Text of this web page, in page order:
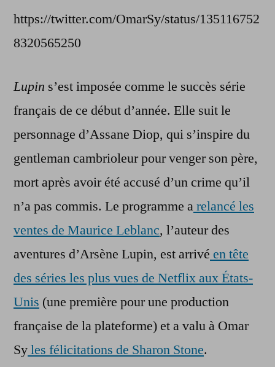
https://twitter.com/OmarSy/status/135116752
8320565250
Lupin s’est imposée comme le succès série
français de ce début d’année. Elle suit le
personnage d’Assane Diop, qui s’inspire du
gentleman cambrioleur pour venger son père,
mort après avoir été accusé d’un crime qu’il
n’a pas commis. Le programme arelancé les
ventes de Maurice Leblanc, l’auteur des
aventures d’Arsène Lupin, est arrivé en tête
des séries les plus vues de Netflix aux États-
Unis (une première pour une production
française de la plateforme) et a valu à Omar
Syles félicitations de Sharon Stone.